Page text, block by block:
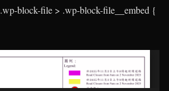
.wp-block-file > .wp-block-file__embed {